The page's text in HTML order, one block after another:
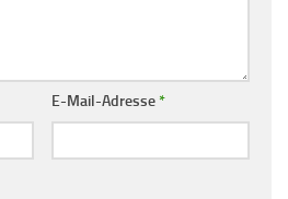
E-Mail-Adresse*